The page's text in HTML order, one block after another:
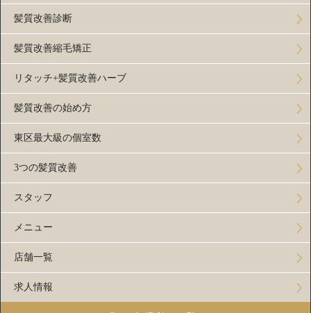
髪質改善診断
髪質改善縮毛矯正
リタッチ+髪質改善ハーブ
髪質改善の始め方
東区最大級の個室数
3つの髪質改善
スタッフ
メニュー
店舗一覧
求人情報